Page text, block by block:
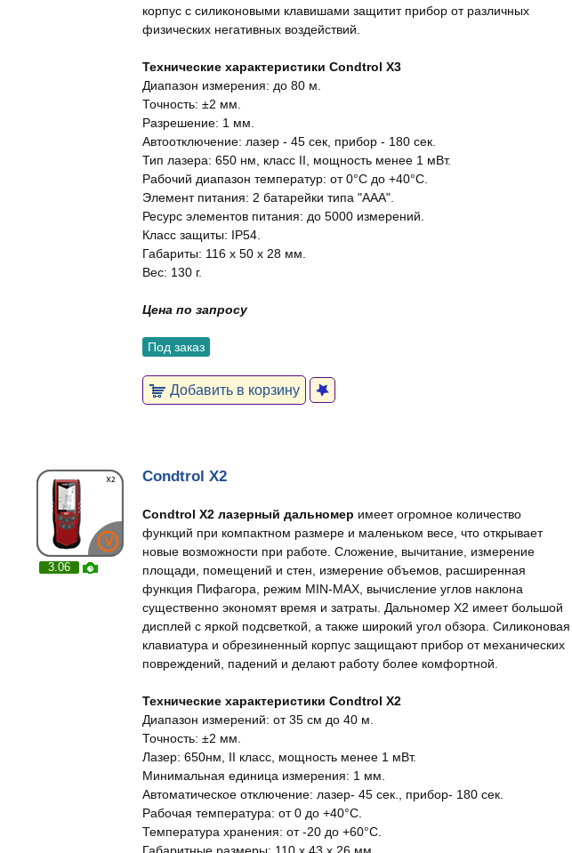
корпус с силиконовыми клавишами защитит прибор от различных
физических негативных воздействий.
Технические характеристики Condtrol X3
Диапазон измерения: до 80 м.
Точность: ±2 мм.
Разрешение: 1 мм.
Автоотключение: лазер - 45 сек, прибор - 180 сек.
Тип лазера: 650 нм, класс II, мощность менее 1 мВт.
Рабочий диапазон температур: от 0°С до +40°С.
Элемент питания: 2 батарейки типа "ААА".
Ресурс элементов питания: до 5000 измерений.
Класс защиты: IP54.
Габариты: 116 x 50 x 28 мм.
Вес: 130 г.
Цена по запросу
Под заказ
Добавить в корзину
3.06
Condtrol X2
Condtrol X2 лазерный дальномер имеет огромное количество
функций при компактном размере и маленьком весе, что открывает
новые возможности при работе. Сложение, вычитание, измерение
площади, помещений и стен, измерение объемов, расширенная
функция Пифагора, режим MIN-MAX, вычисление углов наклона
существенно экономят время и затраты. Дальномер X2 имеет большой
дисплей с яркой подсветкой, а также широкий угол обзора. Силиконовая
клавиатура и обрезиненный корпус защищают прибор от механических
повреждений, падений и делают работу более комфортной.
Технические характеристики Condtrol X2
Диапазон измерений: от 35 см до 40 м.
Точность: ±2 мм.
Лазер: 650нм, II класс, мощность менее 1 мВт.
Минимальная единица измерения: 1 мм.
Автоматическое отключение: лазер- 45 сек., прибор- 180 сек.
Рабочая температура: от 0 до +40°С.
Температура хранения: от -20 до +60°С.